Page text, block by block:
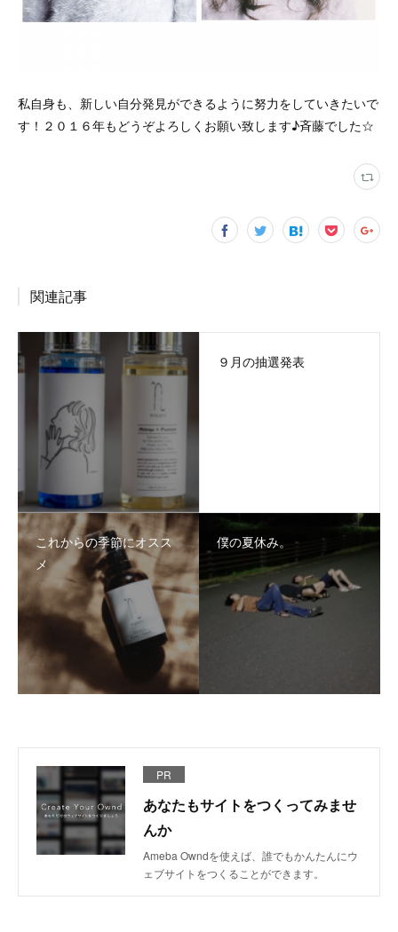
私自身も、新しい自分発見ができるように努力をしていきたいで
す！２０１６年もどうぞよろしくお願い致します♪斉藤でした☆
関連記事
９月の抽選発表
これからの季節にオスス
メ
僕の夏休み。
PR
あなたもサイトをつくってみませ
んか
Ameba Owndを使えば、誰でもかんたんにウ
ェブサイトをつくることができます。